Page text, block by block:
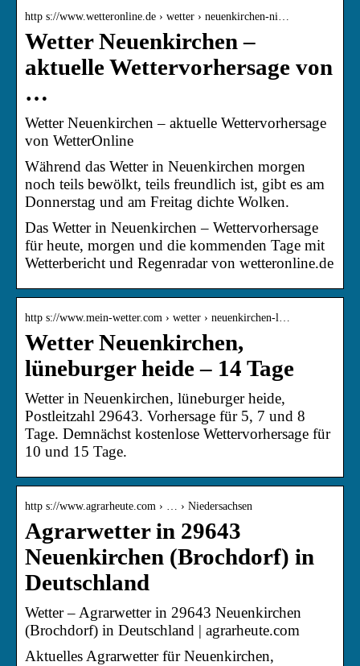
http s://www.wetteronline.de › wetter › neuenkirchen-ni…
Wetter Neuenkirchen –
aktuelle Wettervorhersage von
…
Wetter Neuenkirchen – aktuelle Wettervorhersage
von WetterOnline
Während das Wetter in Neuenkirchen morgen
noch teils bewölkt, teils freundlich ist, gibt es am
Donnerstag und am Freitag dichte Wolken.
Das Wetter in Neuenkirchen – Wettervorhersage
für heute, morgen und die kommenden Tage mit
Wetterbericht und Regenradar von wetteronline.de
http s://www.mein-wetter.com › wetter › neuenkirchen-l…
Wetter Neuenkirchen,
lüneburger heide – 14 Tage
Wetter in Neuenkirchen, lüneburger heide,
Postleitzahl 29643. Vorhersage für 5, 7 und 8
Tage. Demnächst kostenlose Wettervorhersage für
10 und 15 Tage.
http s://www.agrarheute.com › … › Niedersachsen
Agrarwetter in 29643
Neuenkirchen (Brochdorf) in
Deutschland
Wetter – Agrarwetter in 29643 Neuenkirchen
(Brochdorf) in Deutschland | agrarheute.com
Aktuelles Agrarwetter für Neuenkirchen,